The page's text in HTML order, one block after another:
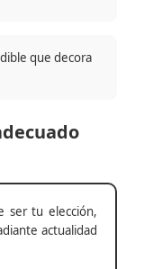
que decora
ser tu elección,
actualidad